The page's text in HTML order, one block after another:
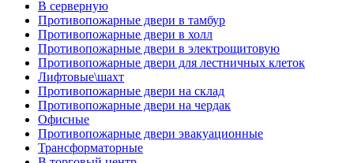
В серверную
Противопожарные двери в тамбур
Противопожарные двери в холл
Противопожарные двери в электрощитовую
Противопожарные двери для лестничных клеток
Лифтовые\шахт
Противопожарные двери на склад
Противопожарные двери на чердак
Офисные
Противопожарные двери эвакуационные
Трансформаторные